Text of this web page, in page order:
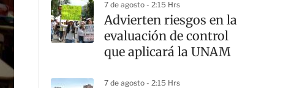
7 de agosto - 2:15 Hrs
Advierten riesgos en la
evaluación de control
que aplicará la UNAM
7 de agosto - 2:15 Hrs